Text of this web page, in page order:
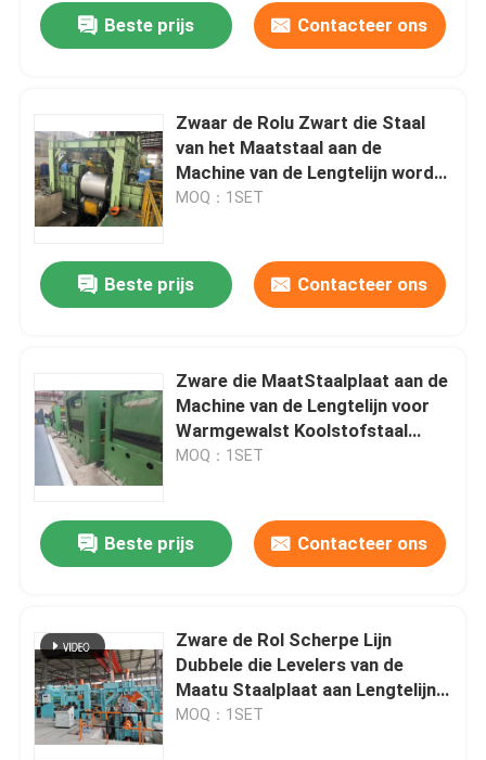
Beste prijs Contacteer ons
Zwaar de Rolu Zwart die Staal
van het Maatstaal aan de
Machine van de Lengtelijn wordt
gesneden
MOQ：1SET
Beste prijs Contacteer ons
Zware die MaatStaalplaat aan de
Machine van de Lengtelijn voor
Warmgewalst Koolstofstaal
wordt gesneden
MOQ：1SET
Beste prijs Contacteer ons
Zware de Rol Scherpe Lijn
Dubbele die Levelers van de
Maatu Staalplaat aan Lengtelijn
wordt gesneden
MOQ：1SET